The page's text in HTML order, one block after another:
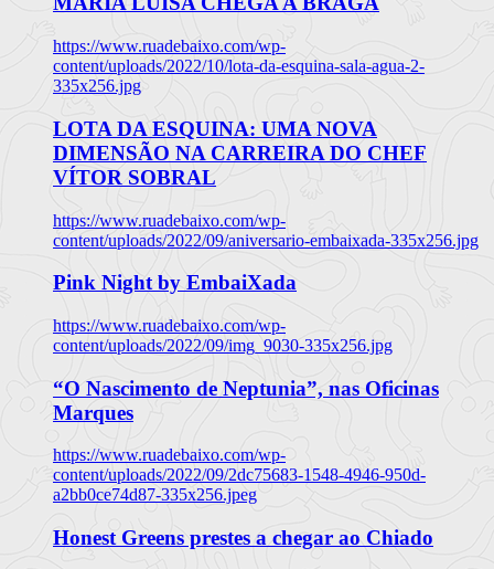
https://www.ruadebaixo.com/wp-
content/uploads/2022/10/lota-da-esquina-sala-agua-2-
335x256.jpg
LOTA DA ESQUINA: UMA NOVA
DIMENSÃO NA CARREIRA DO CHEF
VÍTOR SOBRAL
https://www.ruadebaixo.com/wp-
content/uploads/2022/09/aniversario-embaixada-335x256.jpg
Pink Night by EmbaiXada
https://www.ruadebaixo.com/wp-
content/uploads/2022/09/img_9030-335x256.jpg
“O Nascimento de Neptunia”, nas Oficinas
Marques
https://www.ruadebaixo.com/wp-
content/uploads/2022/09/2dc75683-1548-4946-950d-
a2bb0ce74d87-335x256.jpeg
Honest Greens prestes a chegar ao Chiado